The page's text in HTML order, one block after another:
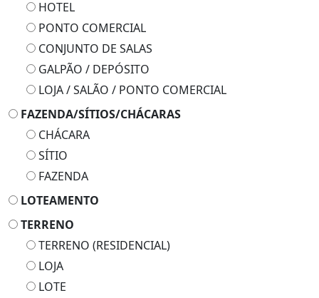
HOTEL
PONTO COMERCIAL
CONJUNTO DE SALAS
GALPÃO / DEPÓSITO
LOJA / SALÃO / PONTO COMERCIAL
FAZENDA/SÍTIOS/CHÁCARAS
CHÁCARA
SÍTIO
FAZENDA
LOTEAMENTO
TERRENO
TERRENO (RESIDENCIAL)
LOJA
LOTE